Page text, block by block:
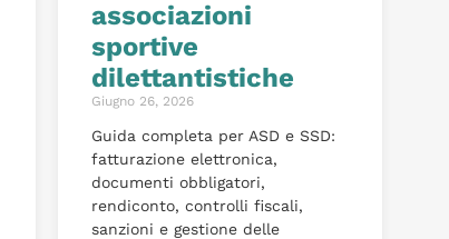
associazioni
sportive
dilettantistiche
Giugno 26, 2026
Guida completa per ASD e SSD:
fatturazione elettronica,
documenti obbligatori,
rendiconto, controlli fiscali,
sanzioni e gestione delle